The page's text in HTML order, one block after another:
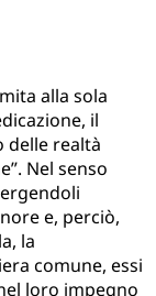
alla sola
il
delle realtà
Nel senso
e, perciò,
la
comune, essi
loro impegno